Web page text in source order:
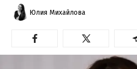
Юлия Михайлова